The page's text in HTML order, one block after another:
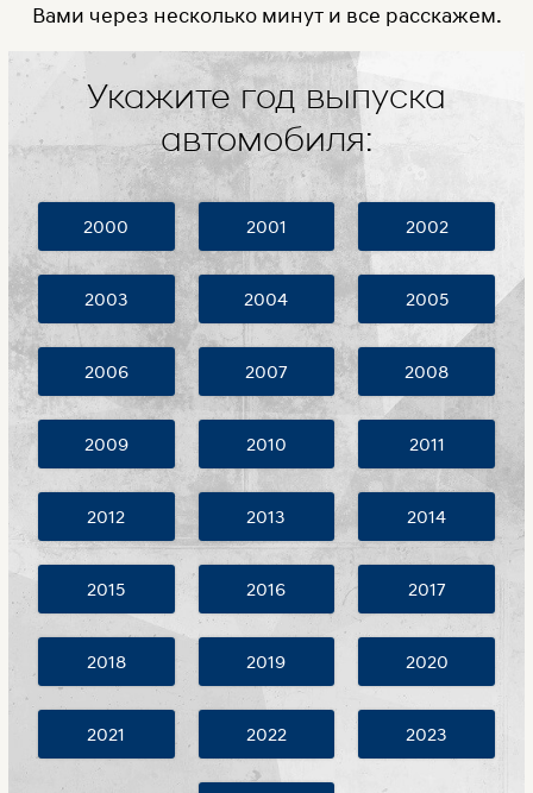
Вами через несколько минут и все расскажем.
Укажите год выпуска
автомобиля:
2000 2001 2002
2003 2004 2005
2006 2007 2008
2009 2010 2011
2012 2013 2014
2015 2016 2017
2018 2019 2020
2021 2022 2023